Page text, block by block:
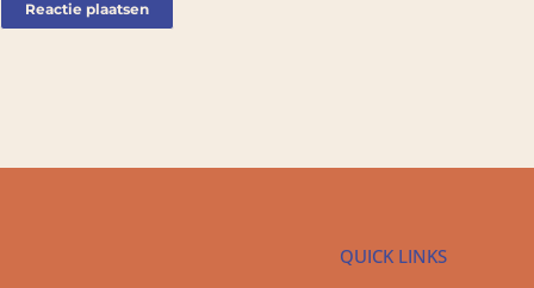
QUICK LINKS